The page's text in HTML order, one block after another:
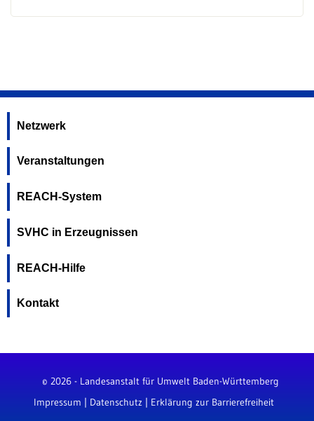
Netzwerk
Veranstaltungen
REACH-System
SVHC in Erzeugnissen
REACH-Hilfe
Kontakt
© 2026 - Landesanstalt für Umwelt Baden-Württemberg
Impressum
Datenschutz| Erklärung zur Barrierefreiheit